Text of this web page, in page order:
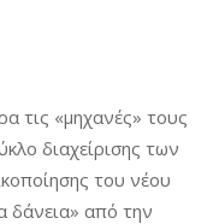
τις «μηχανές» τους
διαχείρισης των
του νέου
δάνεια» από την